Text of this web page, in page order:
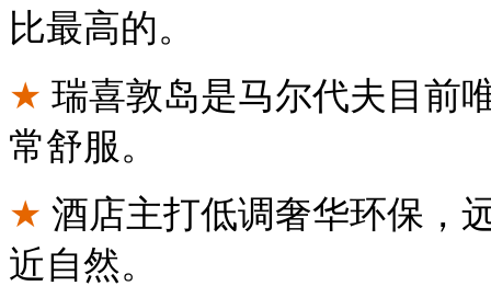
比最高的。
★ 瑞喜敦岛是马尔代夫目前
常舒服。
★ 酒店主打低调奢华环保，
近自然。